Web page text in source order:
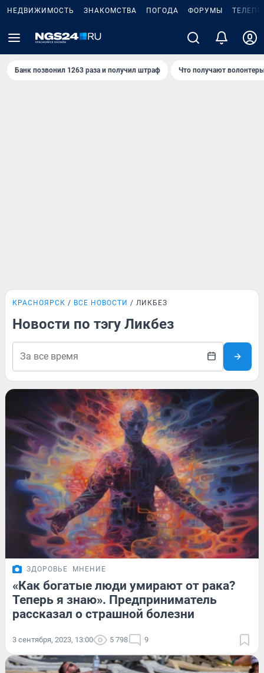
НЕДВИЖИМОСТЬ ЗНАКОМСТВА ПОГОДА ФОРУМЫ
Банк позвонил 1263 раза и получил штраф Что получают
КРАСНОЯРСК ВСЕ НОВОСТИ ЛИКБЕЗ
Новости по тэгу Ликбез
ЗДОРОВЬЕ МНЕНИЕ
«Как богатые люди умирают от рака?
Теперь я знаю». Предприниматель
рассказал о страшной болезни
3 сентября, 2023, 13:00 5 798 9